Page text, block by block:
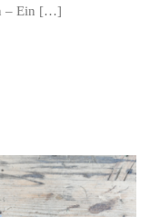
– Ein […]